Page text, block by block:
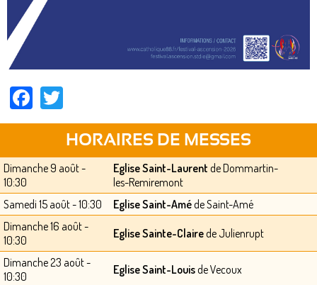
Facebook
HORAIRES DE MESSES
Dimanche 9 août -
10:30
Eglise Saint-Laurent de Dommartin-
les-Remiremont
Samedi 15 août - 10:30
Eglise Saint-Améde Saint-Amé
Dimanche 16 août -
10:30
Eglise Sainte-Clairede Julienrupt
Dimanche 23 août -
10:30
Eglise Saint-Louisde Vecoux